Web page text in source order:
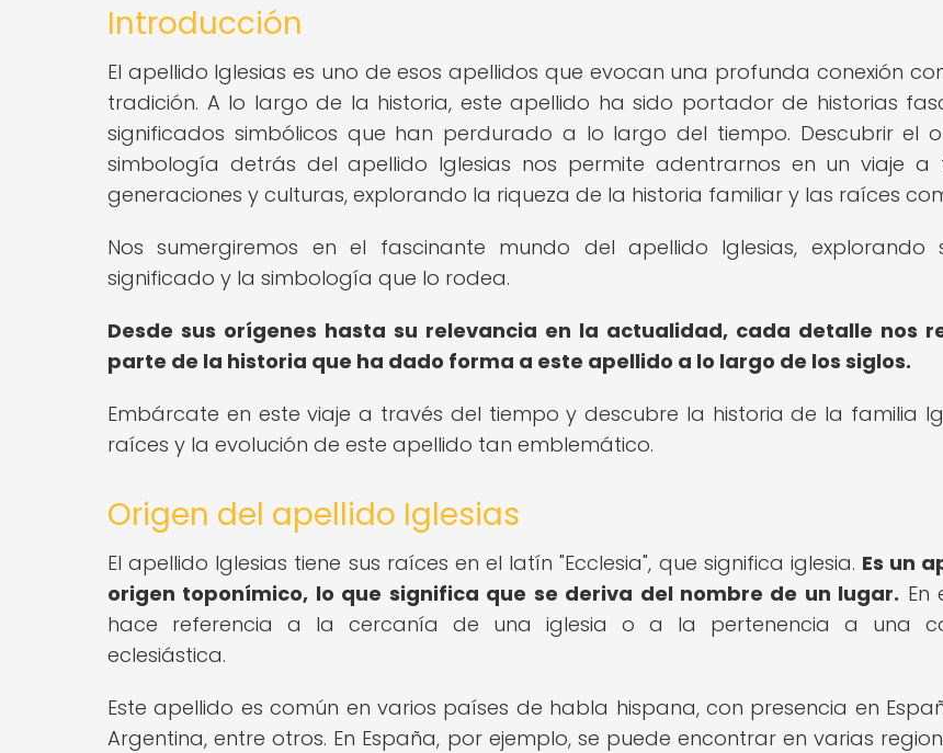
Introducción
El apellido Iglesias es uno de esos apellidos que evocan una profunda conexión
tradición. A lo largo de la historia, este apellido ha sido portador de historias
significados simbólicos que han perdurado a lo largo del tiempo. Descubrir el
simbología detrás del apellido Iglesias nos permite adentrarnos en un viaje a
generaciones y culturas, explorando la riqueza de la historia familiar y las raíces
Nos sumergiremos en el fascinante mundo del apellido Iglesias, explorando
significado y la simbología que lo rodea.
Desde sus orígenes hasta su relevancia en la actualidad, cada detalle nos
parte de la historia que ha dado forma a este apellido a lo largo de los siglos.
Embárcate en este viaje a través del tiempo y descubre la historia de la familia
raíces y la evolución de este apellido tan emblemático.
Origen del apellido Iglesias
El apellido Iglesias tiene sus raíces en el latín "Ecclesia", que significa iglesia. Es un
origen toponímico, lo que significa que se deriva del nombre de un lugar. En
hace referencia a la cercanía de una iglesia o a la pertenencia a una
eclesiástica.
Este apellido es común en varios países de habla hispana, con presencia en
Argentina, entre otros. En España, por ejemplo, se puede encontrar en varias